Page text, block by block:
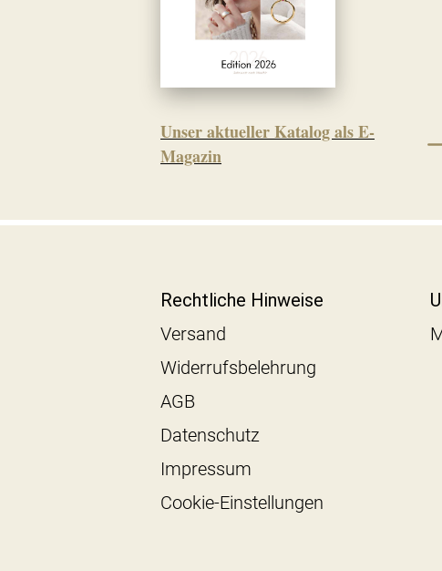
Unser aktueller Katalog als E-
Magazin
Rechtliche Hinweise
Versand
Widerrufsbelehrung
AGB
Datenschutz
Impressum
Cookie-Einstellungen